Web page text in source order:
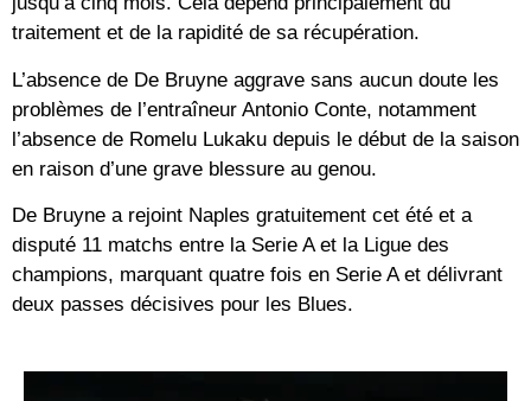
traitement et de la rapidité de sa récupération.
L’absence de De Bruyne aggrave sans aucun doute les
problèmes de l’entraîneur Antonio Conte, notamment
l’absence de Romelu Lukaku depuis le début de la saison
en raison d’une grave blessure au genou.
De Bruyne a rejoint Naples gratuitement cet été et a
disputé 11 matchs entre la Serie A et la Ligue des
champions, marquant quatre fois en Serie A et délivrant
deux passes décisives pour les Blues.